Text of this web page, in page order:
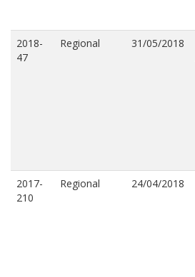
2018-
47
Regional 31/05/2018
2017-
210
Regional 24/04/2018